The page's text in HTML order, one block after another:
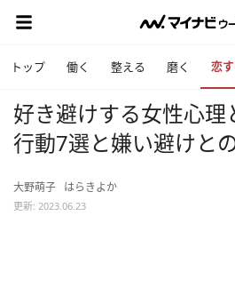
トップ 働く 整える 磨く 恋
好き避けする女性心理
行動7選と嫌い避けと
大野萌子 はらきよか
更新: 2023.06.23